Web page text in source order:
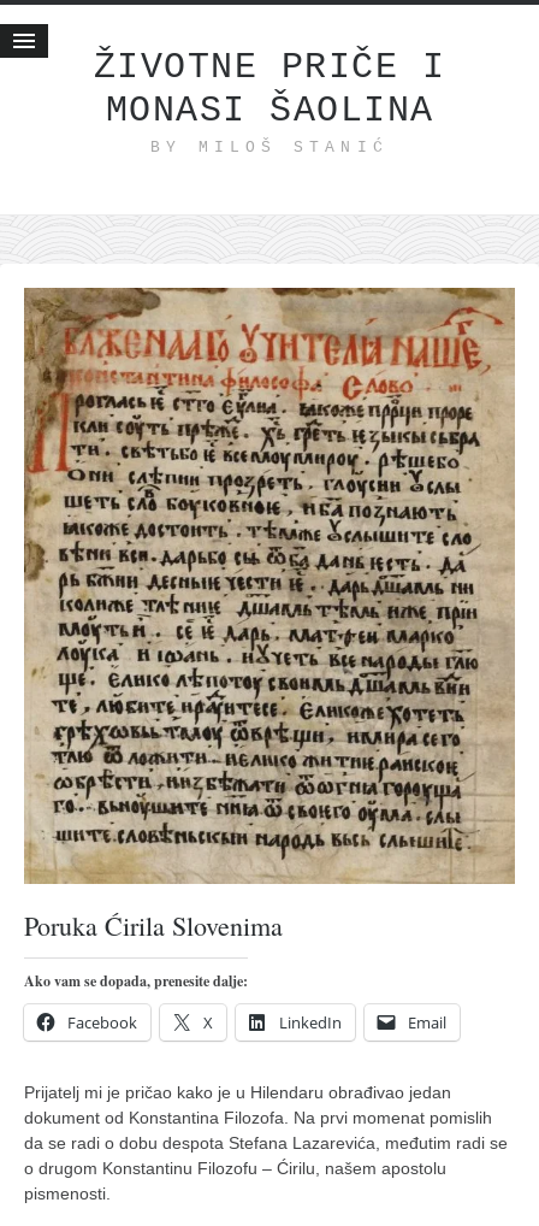
ŽIVOTNE PRIČE I
MONASI ŠAOLINA
BY MILOŠ STANIĆ
Životne priče
internet poslovanje
ishranom do zdravlja
moj haiku
momenti i mesta
bonus sadržaj
Svetlopis
zakonopravilo
duhovni otac
pravoslavlje
zabranjena istorija
ćirilica
porodične priče
umesto tvitera
kalendar srpski
azbuki i knjige
Okinava karate
najnovije na blogu
istorija karatea
bubishi
karate
naihanchi
kushanku
passai
Poruka Ćirila Slovenima
Ako vam se dopada, prenesite dalje:
Facebook X LinkedIn Email
Prijatelj mi je pričao kako je u Hilendaru obrađivao jedan
dokument od Konstantina Filozofa. Na prvi momenat pomislih
da se radi o dobu despota Stefana Lazarevića, međutim radi se
o drugom Konstantinu Filozofu – Ćirilu, našem apostolu
pismenosti.